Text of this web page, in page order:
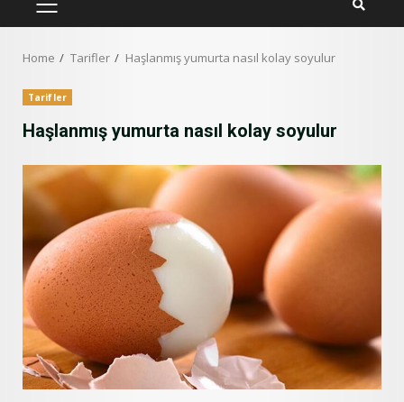
PRIMARY
Home Tarifler Haşlanmış yumurta nasıl kolay soyulur
Tarifler
Haşlanmış yumurta nasıl kolay soyulur